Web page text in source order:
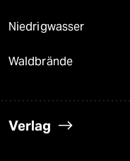
Niedrigwasser
Waldbrände
Verlag